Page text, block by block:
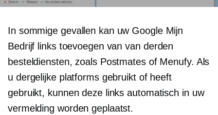
In sommige gevallen kan uw Google Mijn
Bedrijf links toevoegen vanvan derden
besteldiensten, zoals Postmates of Menufy. Als
u dergelijke platforms gebruikt of heeft
gebruikt, kunnen deze links automatisch in uw
vermelding worden geplaatst.